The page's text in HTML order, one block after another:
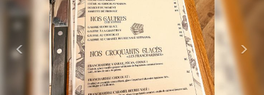
< >